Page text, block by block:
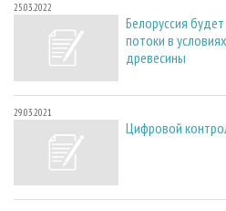
25.03.2022
Белоруссия
потоки в
древесины
29.03.2021
Цифровой